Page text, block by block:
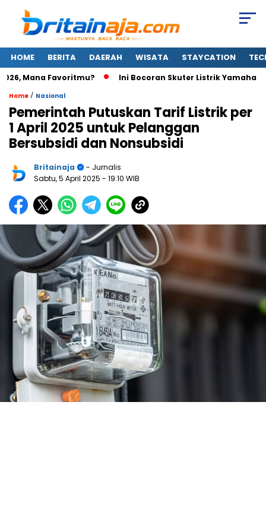
HOME BERITA DAERAH WISATA STAYCATION
Mana Favoritmu? Ini Bocoran Skuter Listrik Yamaha
Home / Nasional
Pemerintah Putuskan Tarif Listrik per
1 April 2025 untuk Pelanggan
Bersubsidi dan Nonsubsidi
Britainaja
- Jurnalis
Sabtu, 5 April 2025 - 19:10 WIB